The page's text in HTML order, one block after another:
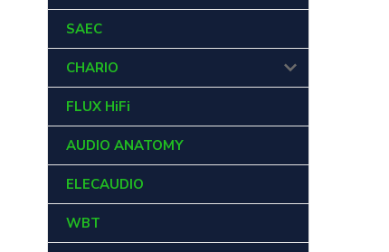
SAEC
CHARIO
FLUX HiFi
AUDIO ANATOMY
ELECAUDIO
WBT